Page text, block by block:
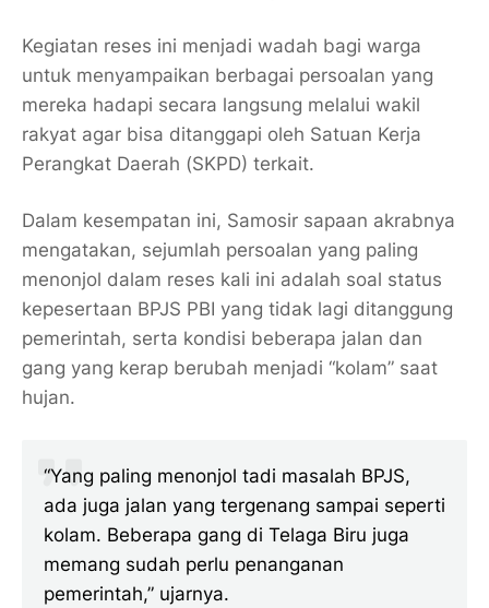
Kegiatan reses ini menjadi wadah bagi warga
untuk menyampaikan berbagai persoalan yang
mereka hadapi secara langsung melalui wakil
rakyat agar bisa ditanggapi oleh Satuan Kerja
Perangkat Daerah (SKPD) terkait.
Dalam kesempatan ini, Samosir sapaan akrabnya
mengatakan, sejumlah persoalan yang paling
menonjol dalam reses kali ini adalah soal status
kepesertaan BPJS PBI yang tidak lagi ditanggung
pemerintah, serta kondisi beberapa jalan dan
gang yang kerap berubah menjadi “kolam” saat
hujan.
“Yang paling menonjol tadi masalah BPJS,
ada juga jalan yang tergenang sampai seperti
kolam. Beberapa gang di Telaga Biru juga
memang sudah perlu penanganan
pemerintah,” ujarnya.